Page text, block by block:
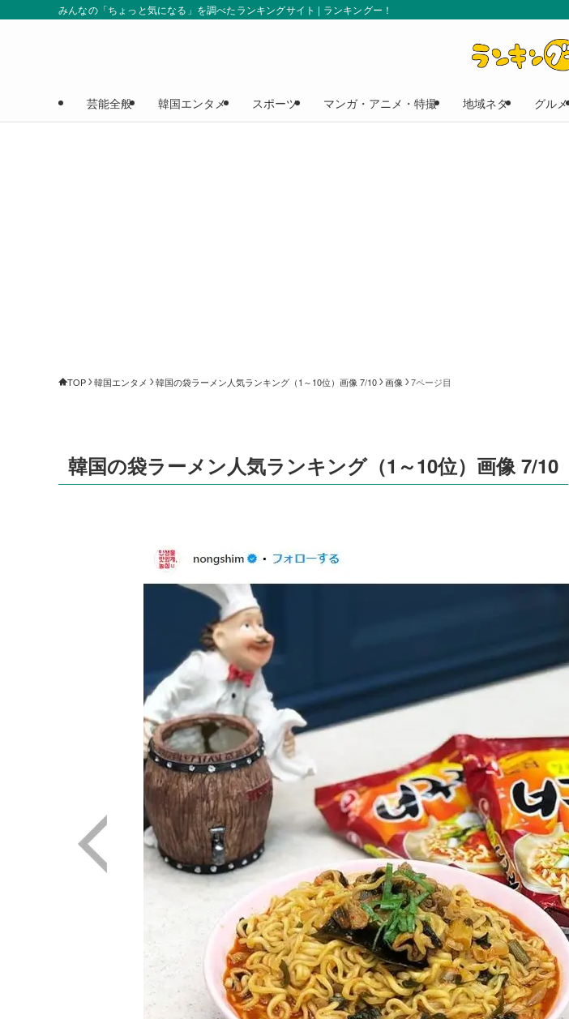
みんなの「ちょっと気になる」を調べたランキングサイト | ランキングー！
芸能全般 韓国エンタメ スポーツ マンガ・アニメ・特撮 地域ネタ グルメ
TOP 韓国エンタメ 韓国の袋ラーメン人気ランキング（1～10位）画像 7/10 画像 7ページ目
韓国の袋ラーメン人気ランキング（1～10位）画像 7/10